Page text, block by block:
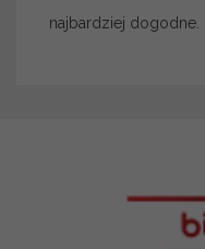
najbardziej dogodne.